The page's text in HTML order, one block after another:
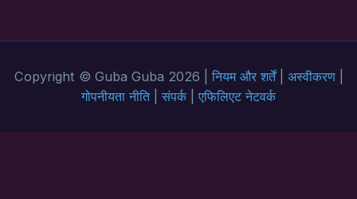
Copyright © Guba Guba 2026 | नियम और शर्तें| अस्वीकरण|
गोपनीयता नीति| संपर्क एफिलिएट नेटवर्क